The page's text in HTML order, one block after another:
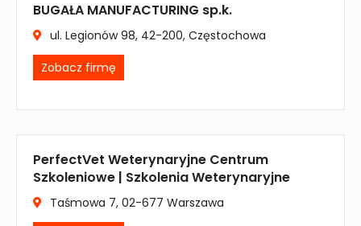
BUGAŁA MANUFACTURING sp.k.
ul. Legionów 98, 42-200, Częstochowa
Zobacz firmę
PerfectVet Weterynaryjne Centrum
Szkoleniowe | Szkolenia Weterynaryjne
Taśmowa 7, 02-677 Warszawa